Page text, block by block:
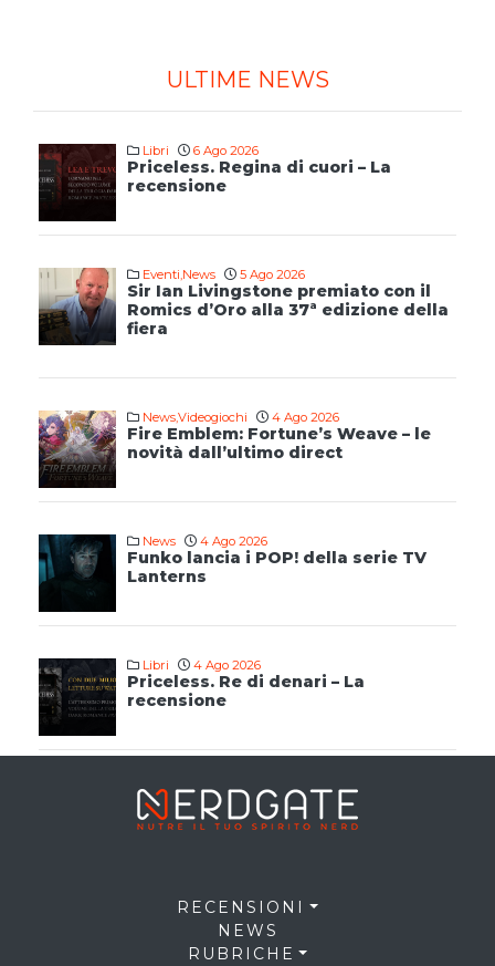
ULTIME NEWS
Libri 6 Ago 2026
Priceless. Regina di cuori – La
recensione
Eventi,News 5 Ago 2026
Sir Ian Livingstone premiato con il
Romics d’Oro alla 37ª edizione della
fiera
News,Videogiochi 4 Ago 2026
Fire Emblem: Fortune’s Weave – le
novità dall’ultimo direct
News 4 Ago 2026
Funko lancia i POP! della serie TV
Lanterns
Libri 4 Ago 2026
Priceless. Re di denari – La
recensione
RECENSIONI
NEWS
RUBRICHE